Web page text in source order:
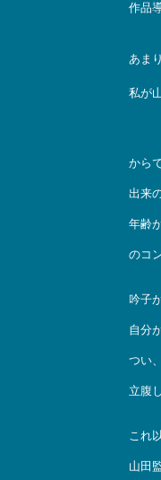
作品
あま
私が
から
出来
年齢
のコ
吟子
自分
つい
立腹
これ
山田